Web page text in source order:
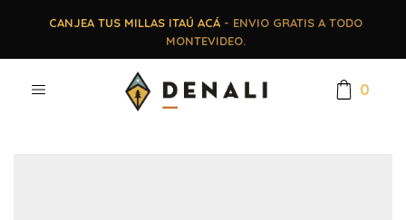
CANJEA TUS MILLAS ITAÚ ACÁ- ENVIO GRATIS A TODO
MONTEVIDEO.
0